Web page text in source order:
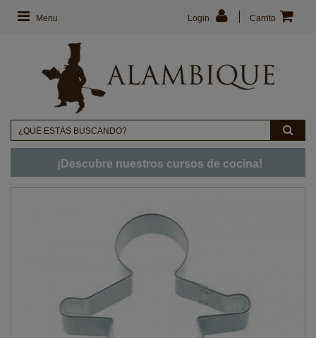
Menu Carrito
Login
¡Descubre nuestros cursos de cocina!